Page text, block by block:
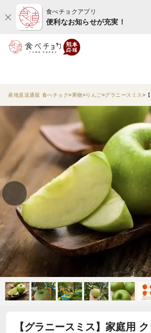
食べチョクアプリ
便利なお知らせが充実！
産地直送通販 食べチョク 果物 りんご グラニースミス
【グラニースミス】家庭用